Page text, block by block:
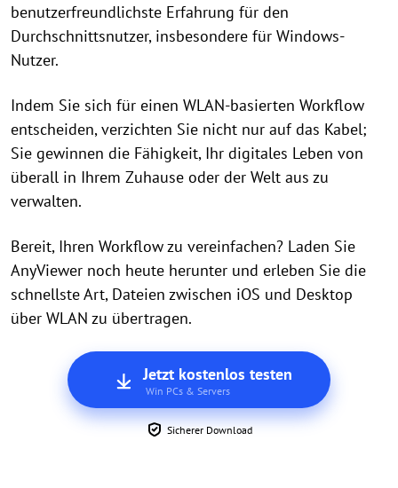
benutzerfreundlichste Erfahrung für den
Durchschnittsnutzer, insbesondere für Windows-
Nutzer.
Indem Sie sich für einen WLAN-basierten Workflow
entscheiden, verzichten Sie nicht nur auf das Kabel;
Sie gewinnen die Fähigkeit, Ihr digitales Leben von
überall in Ihrem Zuhause oder der Welt aus zu
verwalten.
Bereit, Ihren Workflow zu vereinfachen? Laden Sie
AnyViewer noch heute herunter und erleben Sie die
schnellste Art, Dateien zwischen iOS und Desktop
über WLAN zu übertragen.
Jetzt kostenlos testen
Win PCs & Servers
Sicherer Download